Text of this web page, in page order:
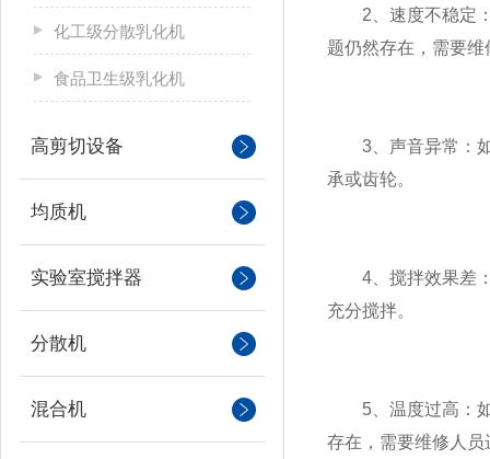
化工级分散乳化机
食品卫生级乳化机
高剪切设备
均质机
实验室搅拌器
分散机
混合机
2、速度不稳定：
题仍然存在，需要
3、声音异常：如
承或齿轮。
4、搅拌效果差：
充分搅拌。
5、温度过高：如
存在，需要维修人员